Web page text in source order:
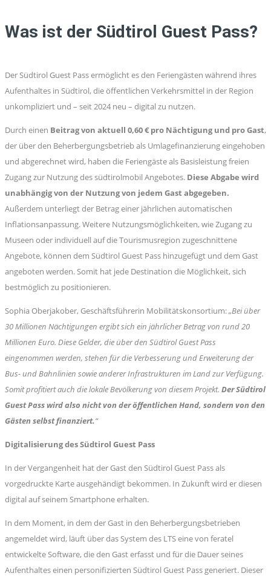
Was ist der Südtirol Guest Pass?
Der Südtirol Guest Pass ermöglicht es den Feriengästen während ihres
Aufenthaltes in Südtirol, die öffentlichen Verkehrsmittel in der Region
unkompliziert und – seit 2024 neu – digital zu nutzen.
Durch einen Beitrag von aktuell 0,60 € pro Nächtigung und pro Gast,
der über den Beherbergungsbetrieb als Umlagefinanzierung eingehoben
und abgerechnet wird, haben die Feriengäste als Basisleistung freien
Zugang zur Nutzung des südtirolmobil Angebotes. Diese Abgabe wird
unabhängig von der Nutzung von jedem Gast abgegeben.
Außerdem unterliegt der Betrag einer jährlichen automatischen
Inflationsanpassung. Weitere Nutzungsmöglichkeiten, wie Zugang zu
Museen oder individuell auf die Tourismusregion zugeschnittene
Angebote, können dem Südtirol Guest Pass hinzugefügt und dem Gast
angeboten werden. Somit hat jede Destination die Möglichkeit, sich
bestmöglich zu positionieren.
Sophia Oberjakober, Geschäftsführerin Mobilitätskonsortium:„Bei über
30 Millionen Nächtigungen ergibt sich ein jährlicher Betrag von rund 20
Millionen Euro. Diese Gelder, die über den Südtirol Guest Pass
eingenommen werden, stehen für die Verbesserung und Erweiterung der
Bus- und Bahnlinien sowie anderer Infrastrukturen im Land zur Verfügung.
Somit profitiert auch die lokale Bevölkerung von diesem Projekt. Der Südtirol
Guest Pass wird also nicht von der öffentlichen Hand, sondern von den
Gästen selbst finanziert.“
Digitalisierung des Südtirol Guest Pass
In der Vergangenheit hat der Gast den Südtirol Guest Pass als
vorgedruckte Karte ausgehändigt bekommen. In Zukunft wird er diesen
digital auf seinem Smartphone erhalten.
In dem Moment, in dem der Gast in den Beherbergungsbetrieben
angemeldet wird, läuft über das System des LTS eine von feratel
entwickelte Software, die den Gast erfasst und für die Dauer seines
Aufenthaltes einen personifizierten Südtirol Guest Pass generiert. Dieser